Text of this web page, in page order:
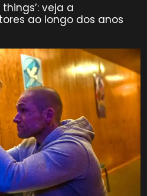
veja a
ao longo dos anos